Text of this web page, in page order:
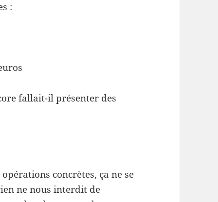
:
fallait-il présenter des
concrètes, ça ne se
ne nous interdit de